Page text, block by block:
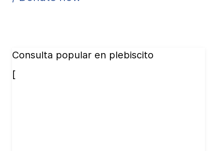
Consulta popular en plebiscito
[